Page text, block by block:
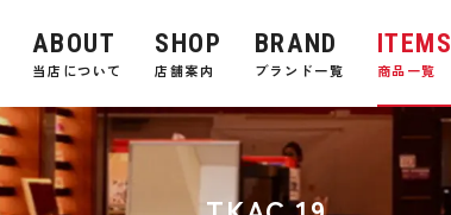
ABOUT
当店について
SHOP
店舗案内
BRAND
ブランド一覧
ITEMS
商品一覧